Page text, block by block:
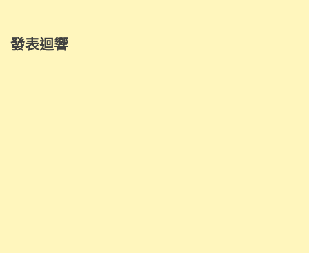
發表迴響